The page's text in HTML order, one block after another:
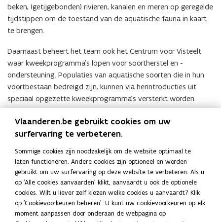
beken, (getijgebonden) rivieren, kanalen en meren op geregelde
tijdstippen om de toestand van de aquatische fauna in kaart
te brengen.
Daarnaast beheert het team ook het Centrum voor Visteelt
waar kweekprogramma's lopen voor soortherstel en -
ondersteuning. Populaties van aquatische soorten die in hun
voortbestaan bedreigd zijn, kunnen via herintroducties uit
speciaal opgezette kweekprogramma's versterkt worden.
Contactgegevens
Monitoring en herstel aquatische soorten
Adres
Instituut voor Natuur- en Bosonderzoek
Monitoring en herstel aquatische soorten
Dwersbos 28, 1630 Linkebeek
Routeplanner
Vlaanderen.be gebruikt cookies om uw
surfervaring te verbeteren.
Sommige cookies zijn noodzakelijk om de website optimaal te
laten functioneren. Andere cookies zijn optioneel en worden
gebruikt om uw surfervaring op deze website te verbeteren. Als u
op 'Alle cookies aanvaarden' klikt, aanvaardt u ook de optionele
cookies. Wilt u liever zelf kiezen welke cookies u aanvaardt? Klik
op 'Cookievoorkeuren beheren'. U kunt uw cookievoorkeuren op elk
moment aanpassen door onderaan de webpagina op